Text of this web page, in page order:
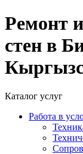
Ремонт
стен в
Каталог услуг
Работа в